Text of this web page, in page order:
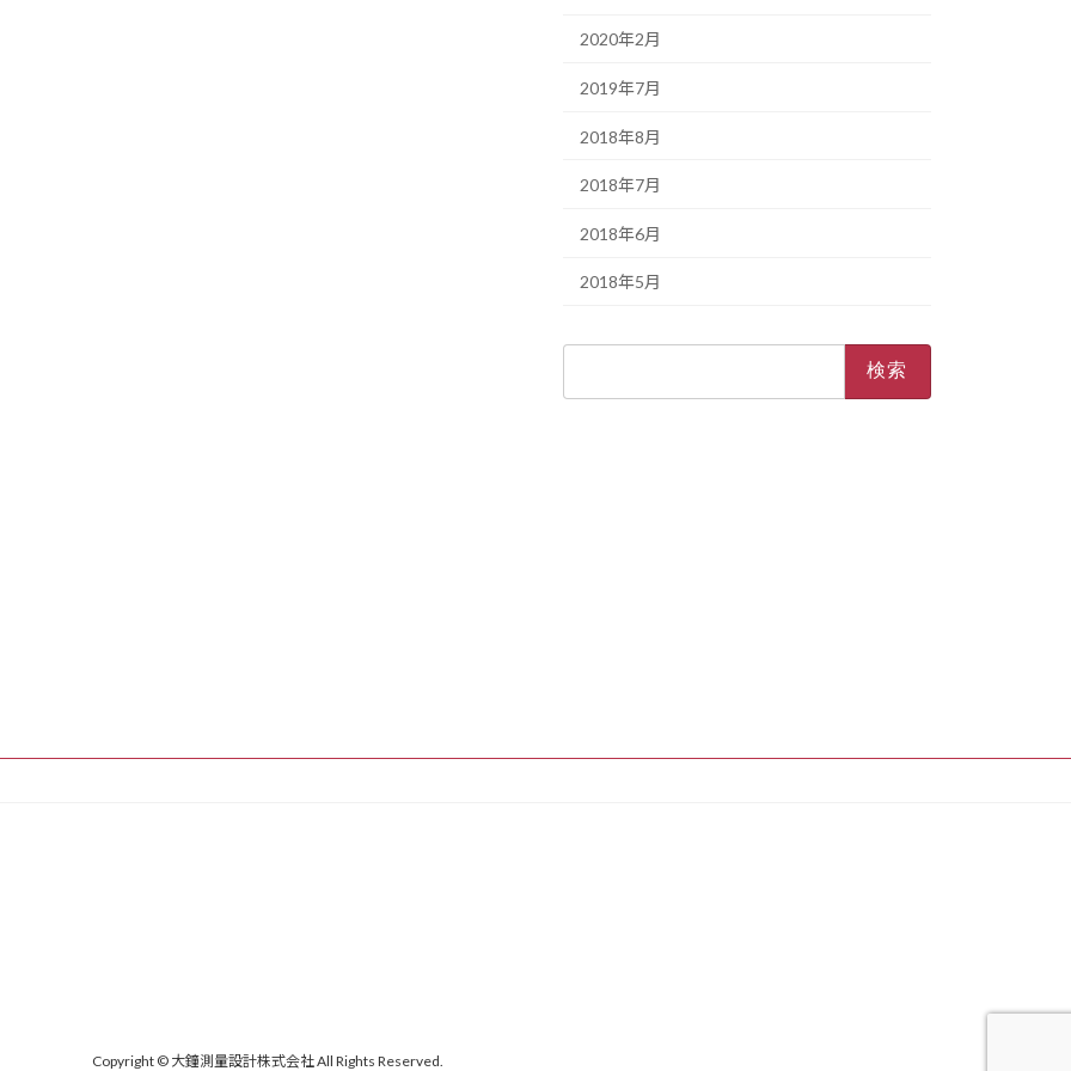
2020年2月
2019年7月
2018年8月
2018年7月
2018年6月
2018年5月
Copyright © 大鐘測量設計株式会社 All Rights Reserved.